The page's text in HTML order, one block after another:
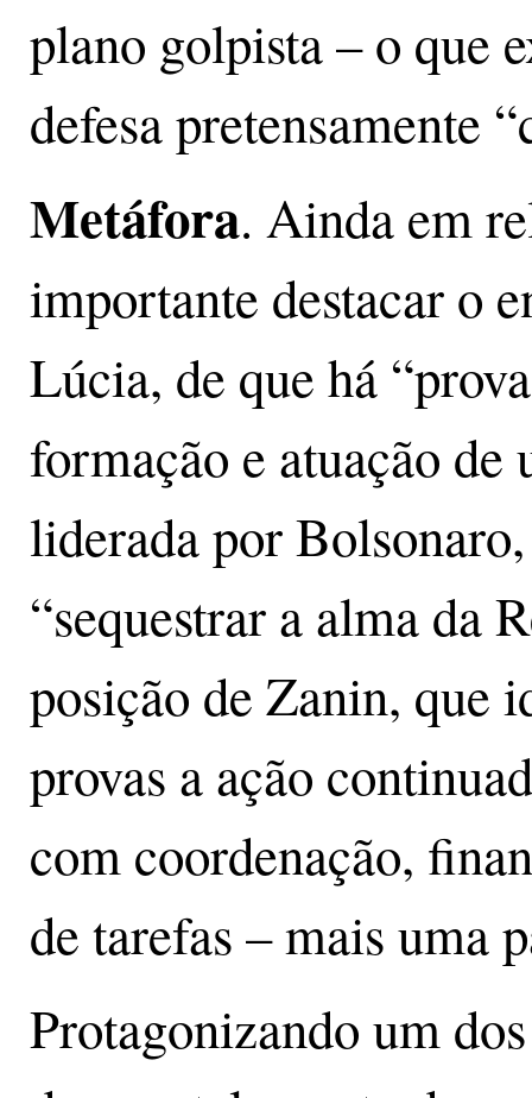
plano golpista – o que
defesa pretensamente
Metáfora. Ainda em
importante destacar o
Lúcia, de que há
formação e atuação
liderada por
“sequestrar a alma da
posição de Zanin, que
provas a ação
com coordenação,
de tarefas – mais uma
Protagonizando um